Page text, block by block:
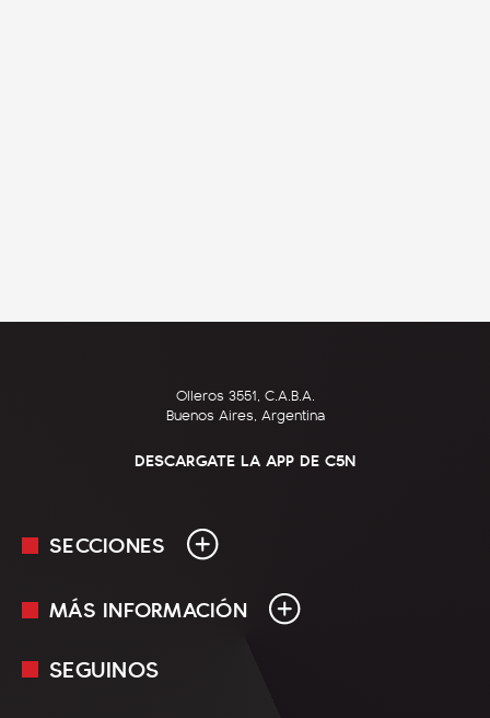
Olleros 3551, C.A.B.A.
Buenos Aires, Argentina
DESCARGATE LA APP DE C5N
SECCIONES
En Vivo
MÁS INFORMACIÓN
Mediakit
SEGUINOS